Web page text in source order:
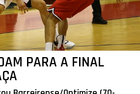
PARA A FINAL